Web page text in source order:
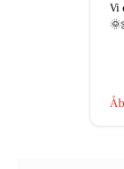
Vi